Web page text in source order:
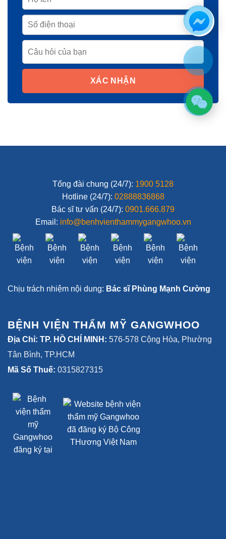
XÁC NHẬN
Tổng đài chung (24/7): 1900 5128
Hotline (24/7): 02888836868
Bác sĩ tư vấn (24/7): 0901.666.879
Email: info@benhvienthammygangwhoo.vn
Chịu trách nhiệm nội dung: Bác sĩ Phùng Mạnh Cường
BỆNH VIỆN THẨM MỸ GANGWHOO
Địa Chỉ: TP. HỒ CHÍ MINH: 576-578 Cộng Hòa, Phường
Tân Bình, TP.HCM
Mã Số Thuế: 0315827315